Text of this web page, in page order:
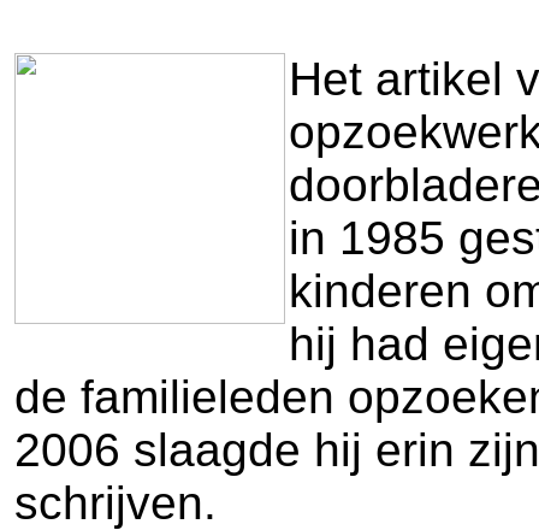
Het artikel
in 1985
kinderen
hij had
de familieleden
2006 slaagde hij erin
schrijven.